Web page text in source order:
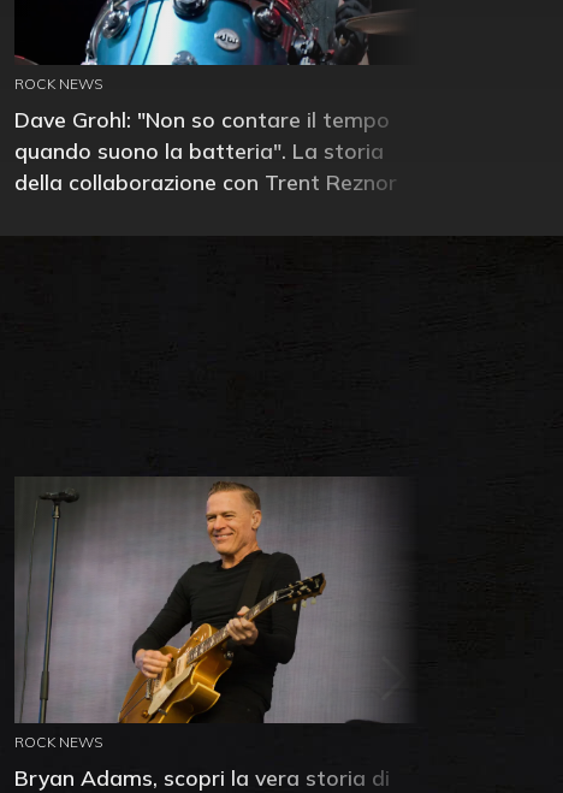
ROCK NEWS
Dave Grohl: "Non so contare il tempo
quando suono la batteria". La storia
della collaborazione con Trent Reznor
ROCK NEWS
Bryan Adams, scopri la vera storia di